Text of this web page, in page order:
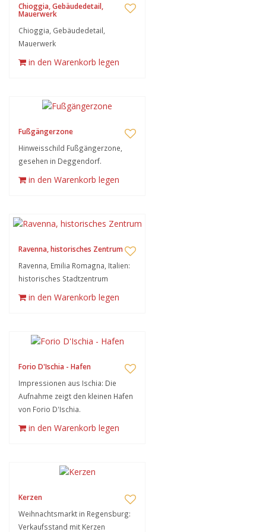
Chioggia, Gebäudedetail,
Mauerwerk
Chioggia, Gebäudedetail,
Mauerwerk
in den Warenkorb legen
Fußgängerzone
Hinweisschild Fußgängerzone,
gesehen in Deggendorf.
in den Warenkorb legen
Ravenna, historisches Zentrum
Ravenna, Emilia Romagna, Italien:
historisches Stadtzentrum
in den Warenkorb legen
Forio D'Ischia - Hafen
Impressionen aus Ischia: Die
Aufnahme zeigt den kleinen Hafen
von Forio D'Ischia.
in den Warenkorb legen
Kerzen
Weihnachtsmarkt in Regensburg:
Verkaufsstand mit Kerzen